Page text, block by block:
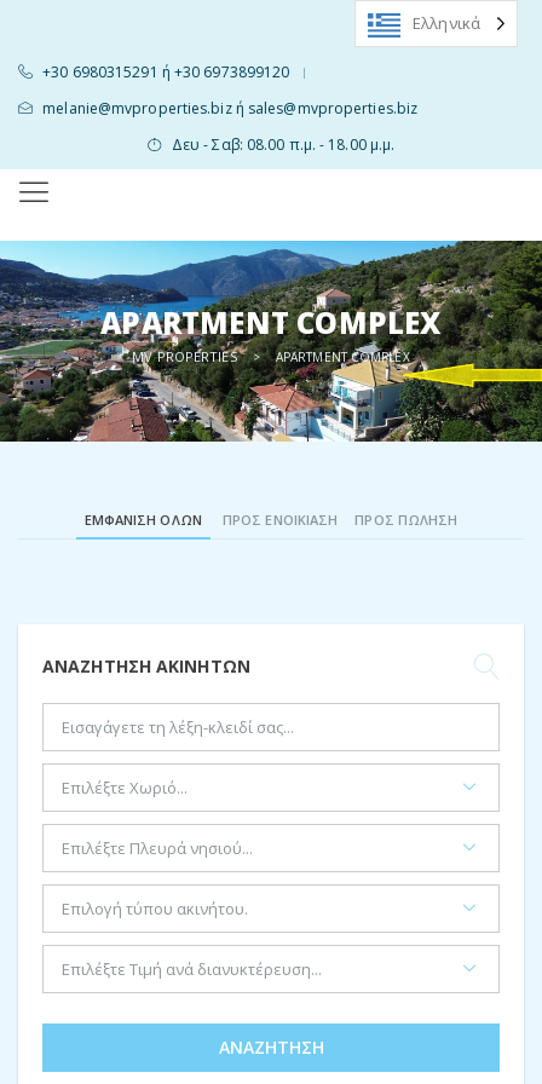
+30 6980315291 ή +30 6973899120 |
melanie@mvproperties.biz ή sales@mvproperties.biz
Δευ - Σαβ: 08.00 π.μ. - 18.00 μ.μ.
APARTMENT COMPLEX
MV PROPERTIES > APARTMENT COMPLEX
ΕΜΦΆΝΙΣΗ ΌΛΩΝ ΠΡΟΣ ΕΝΟΙΚΊΑΣΗ ΠΡΟΣ ΠΏΛΗΣΗ
ΑΝΑΖΉΤΗΣΗ ΑΚΙΝΉΤΩΝ
ΑΝΑΖΉΤΗΣΗ
Ελληνικά